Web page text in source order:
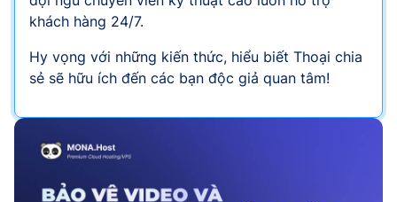
khách hàng 24/7.
Hy vọng với những kiến thức, hiểu biết Thoại chia
sẻ sẽ hữu ích đến các bạn độc giả quan tâm!